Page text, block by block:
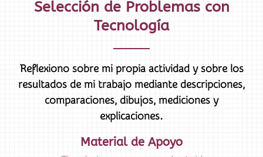
Selección de Problemas con
Tecnología
Reflexiono sobre mi propia actividad y sobre los
resultados de mi trabajo mediante descripciones,
comparaciones, dibujos, mediciones y
explicaciones.
Material de Apoyo